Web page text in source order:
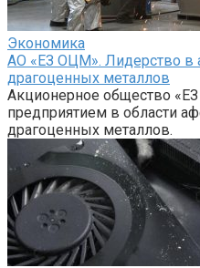
Экономика
АО «ЕЗ ОЦМ». Лидерство в
драгоценных металлов
Акционерное общество
предприятием в области
драгоценных металлов.